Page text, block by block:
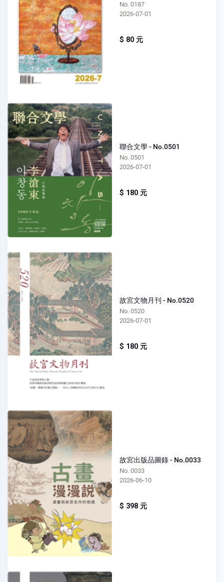
No. 0187
2026-07-01
$ 80 元
聯合文學 - No.0501
No. 0501
2026-07-01
$ 180 元
故宮文物月刊 - No.0520
No. 0520
2026-07-01
$ 180 元
故宮出版品圖錄 - No.0033
No. 0033
2026-06-10
$ 398 元